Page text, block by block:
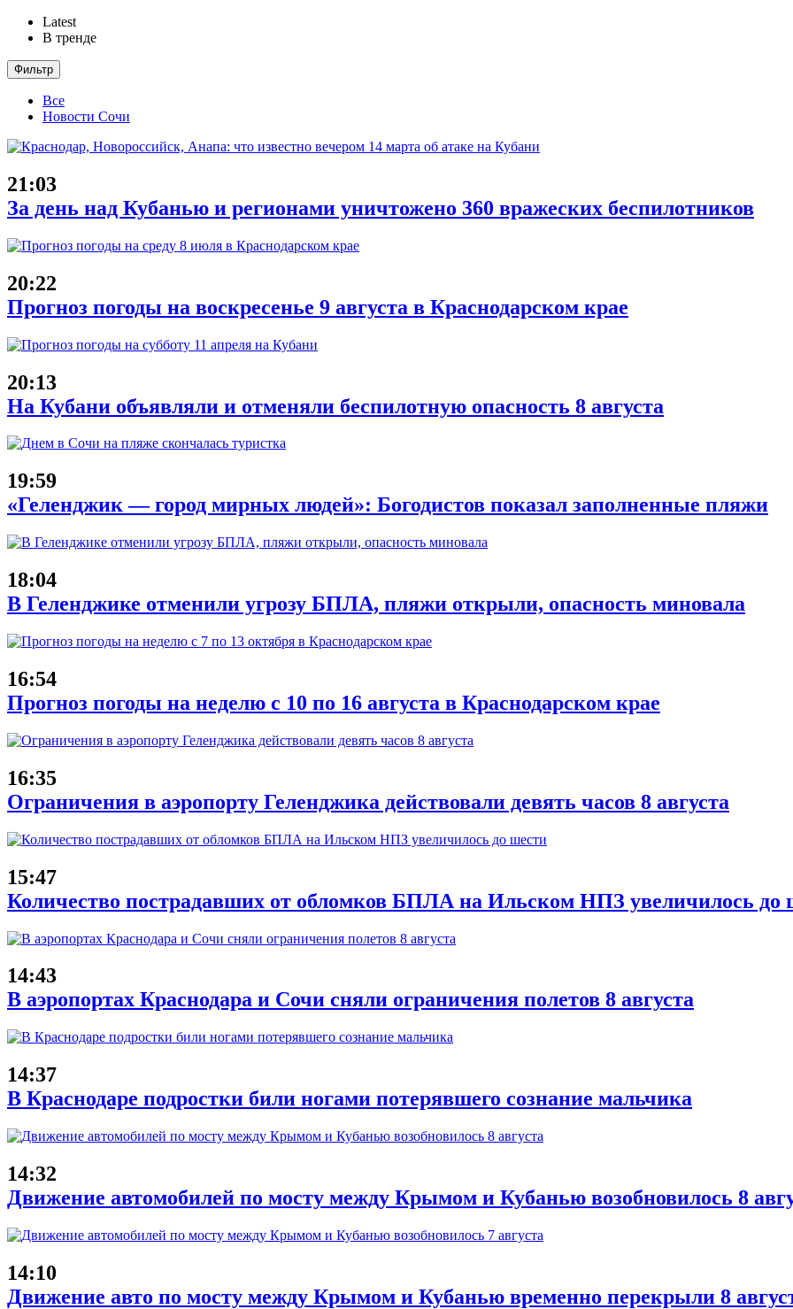
Latest
В тренде
Фильтр
Все
Новости Сочи
21:03
За день над Кубанью и регионами уничтожено 360 вражеских беспилотников
20:22
Прогноз погоды на воскресенье 9 августа в Краснодарском крае
20:13
На Кубани объявляли и отменяли беспилотную опасность 8 августа
19:59
«Геленджик — город мирных людей»: Богодистов показал заполненные пляжи
18:04
В Геленджике отменили угрозу БПЛА, пляжи открыли, опасность миновала
16:54
Прогноз погоды на неделю с 10 по 16 августа в Краснодарском крае
16:35
Ограничения в аэропорту Геленджика действовали девять часов 8 августа
15:47
Количество пострадавших от обломков БПЛА на Ильском НПЗ увеличилось до
14:43
В аэропортах Краснодара и Сочи сняли ограничения полетов 8 августа
14:37
В Краснодаре подростки били ногами потерявшего сознание мальчика
14:32
Движение автомобилей по мосту между Крымом и Кубанью возобновилось 8
14:10
Движение авто по мосту между Крымом и Кубанью временно перекрыли 8